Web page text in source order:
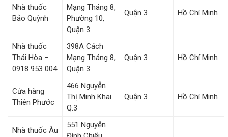
Nhà thuốc
Bảo Quỳnh
Mạng Tháng 8,
Phường 10,
Quận 3
Quận 3 Hồ Chí Minh
Nhà thuốc
Thái Hòa –
0918 953 004
398A Cách
Mạng Tháng 8,
Quận 3
Quận 3 Hồ Chí Minh
Cửa hàng
Thiên Phước
466 Nguyễn
Thị Minh Khai
Q.3
Quận 3 Hồ Chí Minh
Nhà thuốc Âu
551 Nguyễn